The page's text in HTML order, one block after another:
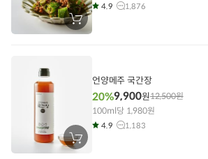
장
바
4.9 1,876
장
바
언양메주 국간장
20%9,900원12,500원
100ml당 1,980원
4.9 1,183